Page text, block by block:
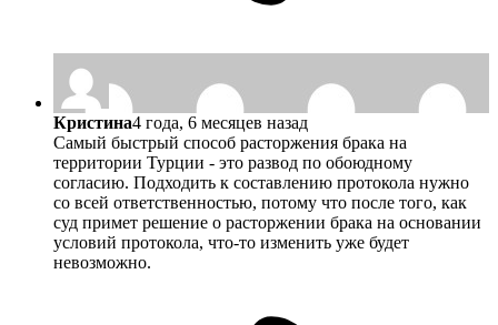
Кристина4 года, 6 месяцев назад
Самый быстрый способ расторжения брака на
территории Турции - это развод по обоюдному
согласию. Подходить к составлению протокола нужно
со всей ответственностью, потому что после того, как
суд примет решение о расторжении брака на основании
условий протокола, что-то изменить уже будет
невозможно.